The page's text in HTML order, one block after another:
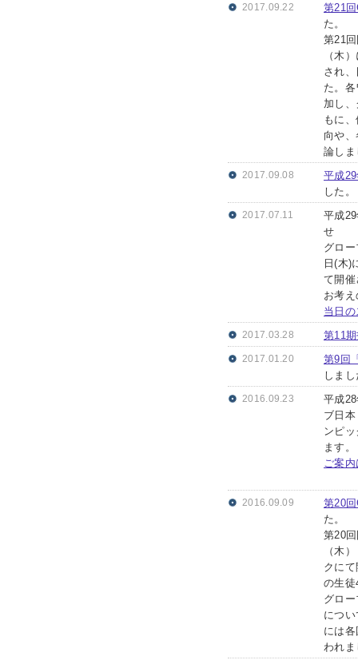
2017.09.22
第21
た。
第21
（木
され
た。
加し
もに
向や
論しま
2017.09.08
平成
した。
2017.07.11
平成
せ
グロ
日(木)
て開催
お考
当日
2017.03.28 第11
2017.01.20
第9回
しま
2016.09.23
平成
ブ日
ンピ
ます。
ご案
2016.09.09
第20
た。
第20
（木
クに
の生徒
グロ
につ
には
われま